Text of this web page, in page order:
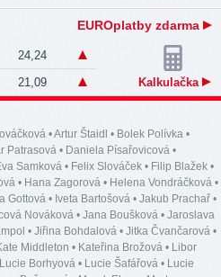
EUROplatby zdarma
24,24
21,09 Kalkulačka
•Artur Štaidl • Bolek Polívka •
Patrasová • Daniela Písařovicová •
Samková • Felix Slováček • Filip Blažek •
• Hana Zagorová • Helena Vondráčková •
Gottová • Iveta Bartošová • Jakub Prachař •
Nováková • Jana Boušková • Jaroslava
• Jiřina Bohdalová • Jitka Čvančarová •
Middleton • Kateřina Brožová • Libor
Lucie Borhyová • Lucie Šafářová • Lucie